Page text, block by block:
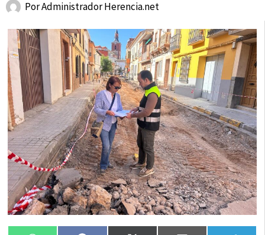
PorAdministrador Herencia.net